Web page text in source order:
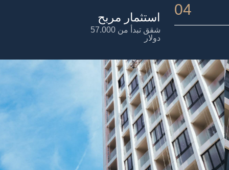
استثمار مربح
شقق تبدأ من 57.000
دولار
04